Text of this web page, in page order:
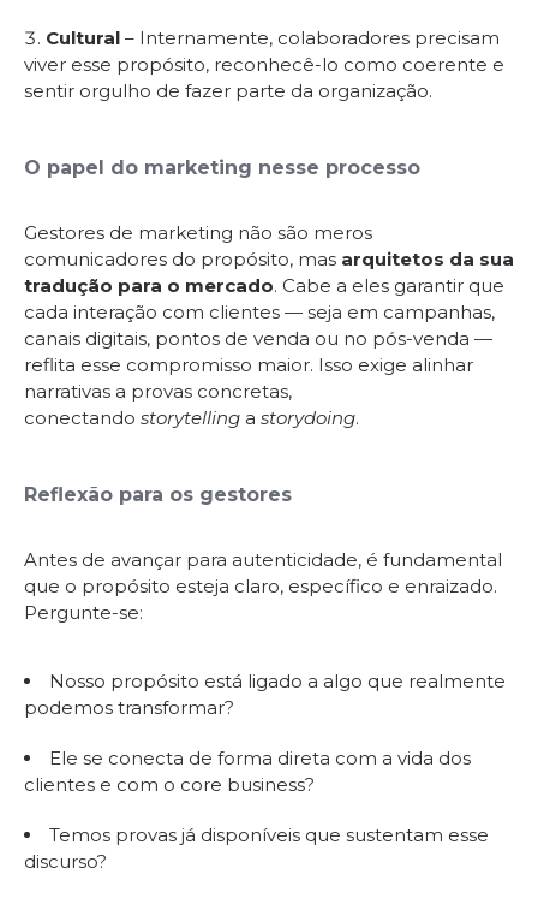
Cultural – Internamente, colaboradores precisam
viver esse propósito, reconhecê-lo como coerente e
sentir orgulho de fazer parte da organização.
O papel do marketing nesse processo
Gestores de marketing não são meros
comunicadores do propósito, mas arquitetos da sua
tradução para o mercado. Cabe a eles garantir que
cada interação com clientes — seja em campanhas,
canais digitais, pontos de venda ou no pós-venda —
reflita esse compromisso maior. Isso exige alinhar
narrativas a provas concretas,
conectando storytelling a storydoing.
Reflexão para os gestores
Antes de avançar para autenticidade, é fundamental
que o propósito esteja claro, específico e enraizado.
Pergunte-se:
Nosso propósito está ligado a algo que realmente
podemos transformar?
Ele se conecta de forma direta com a vida dos
clientes e com o core business?
Temos provas já disponíveis que sustentam esse
discurso?